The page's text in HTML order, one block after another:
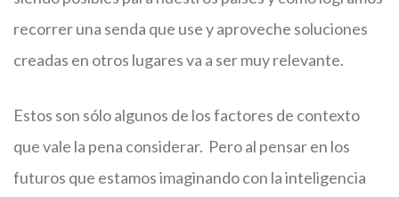
recorrer una senda que use y aproveche soluciones
creadas en otros lugares va a ser muy relevante.
Estos son sólo algunos de los factores de contexto
que vale la pena considerar. Pero al pensar en los
futuros que estamos imaginando con la inteligencia